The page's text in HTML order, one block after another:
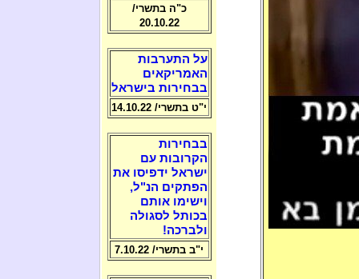
כ"ה בתשרי/
20.10.22
על התערבות
האמריקאים
בבחירות בישראל
י"ט בתשרי/ 14.10.22
בבחירות
הקרובות עם
ישראל ידפיסו את
הפתקים הנ"ל,
וישימו אותם
בכותל לסגולה
ולברכה!
י"ב בתשרי/ 7.10.22